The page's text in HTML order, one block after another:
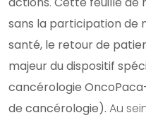
sans la participation de
santé, le retour de
majeur du dispositif
cancérologie
de cancérologie). Au